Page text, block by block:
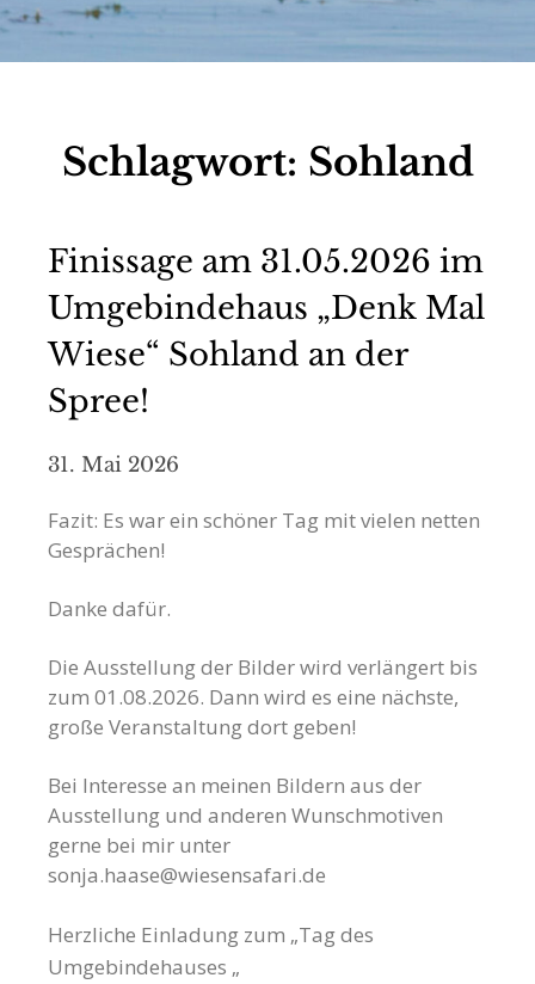
Schlagwort: Sohland
Finissage am 31.05.2026 im
Umgebindehaus „Denk Mal
Wiese“ Sohland an der
Spree!
31. Mai 2026
Fazit: Es war ein schöner Tag mit vielen netten
Gesprächen!
Danke dafür.
Die Ausstellung der Bilder wird verlängert bis
zum 01.08.2026. Dann wird es eine nächste,
große Veranstaltung dort geben!
Bei Interesse an meinen Bildern aus der
Ausstellung und anderen Wunschmotiven
gerne bei mir unter
sonja.haase@wiesensafari.de
Herzliche Einladung zum „Tag des
Umgebindehauses „